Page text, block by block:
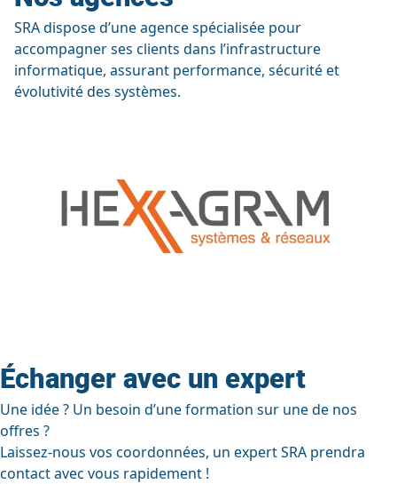
SRA dispose d’une agence spécialisée pour
accompagner ses clients dans l’infrastructure
informatique, assurant performance, sécurité et
évolutivité des systèmes.
Échanger avec un expert
Une idée ? Un besoin d’une formation sur une de nos
offres ?
Laissez-nous vos coordonnées, un expert SRA prendra
contact avec vous rapidement !